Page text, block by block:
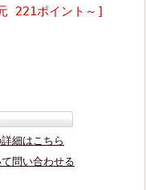
221ポイント～]
細はこちら
問い合わせる